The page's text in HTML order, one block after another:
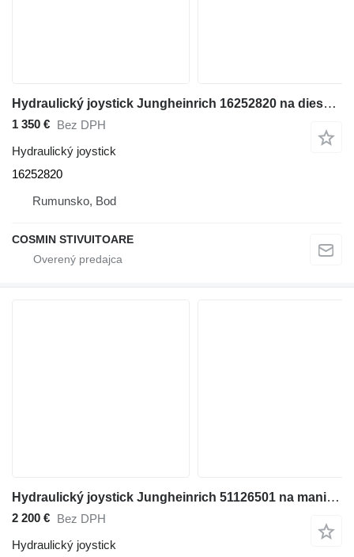
Hydraulický joystick Jungheinrich 16252820 na dieselového vysokozdvižného vozíka
1 350 € Bez DPH
Hydraulický joystick
16252820
Rumunsko, Bod
COSMIN STIVUITOARE
Hydraulický joystick Jungheinrich 51126501 na manipulačnej techniky
2 200 € Bez DPH
Hydraulický joystick